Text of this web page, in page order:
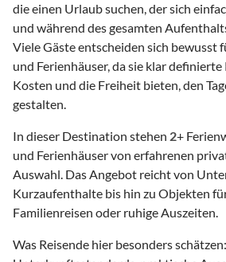
die einen Urlaub suchen, der sich
und während des gesamten
Viele Gäste entscheiden sich bewusst
und Ferienhäuser, da sie klar
Kosten und die Freiheit bieten, den
gestalten.
In dieser Destination stehen 2+
und Ferienhäuser von erfahrenen
Auswahl. Das Angebot reicht von
Kurzaufenthalte bis hin zu Objekten
Familienreisen oder ruhige Auszeiten.
Was Reisende hier besonders